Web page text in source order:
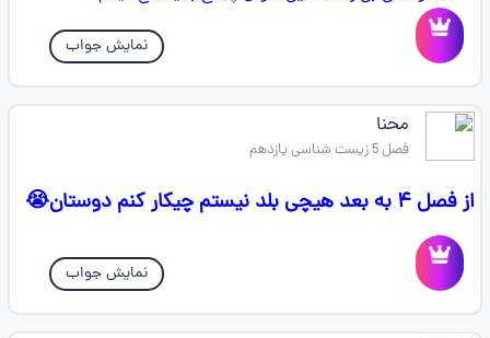
نمایش جواب
محنا
فصل 5 زیست شناسی یازدهم
از فصل ۴ به بعد هیچی بلد نیستم چیکار کنم دوستان😭
نمایش جواب